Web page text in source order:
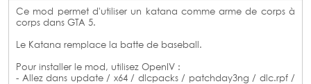
Ce mod permet d'utiliser un katana comme arme de corps à
corps dans GTA 5.
Le Katana remplace la batte de baseball.
Pour installer le mod, utilisez OpenIV :
- Allez dans update / x64 / dlcpacks / patchday3ng / dlc.rpf /